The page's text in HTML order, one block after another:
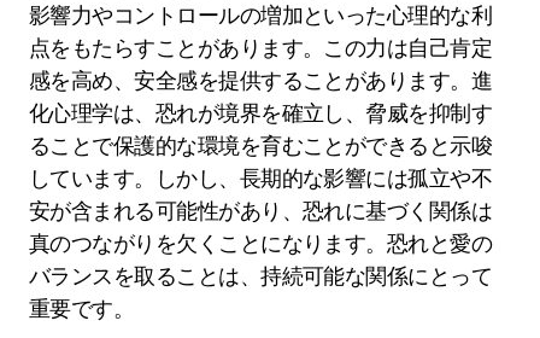
影響力やコントロールの増加といった心理的な利
点をもたらすことがあります。この力は自己肯定
感を高め、安全感を提供することがあります。進
化心理学は、恐れが境界を確立し、脅威を抑制す
ることで保護的な環境を育むことができると示唆
しています。しかし、長期的な影響には孤立や不
安が含まれる可能性があり、恐れに基づく関係は
真のつながりを欠くことになります。恐れと愛の
バランスを取ることは、持続可能な関係にとって
重要です。